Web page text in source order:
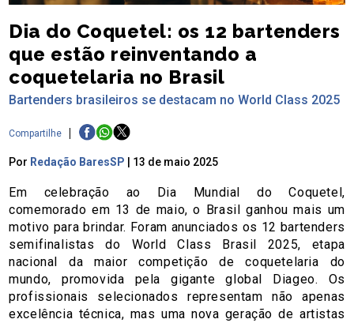
Dia do Coquetel: os 12 bartenders
que estão reinventando a
coquetelaria no Brasil
Bartenders brasileiros se destacam no World Class 2025
Compartilhe
Por Redação BaresSP 13 de maio 2025
Em celebração ao Dia Mundial do Coquetel,
comemorado em 13 de maio, o Brasil ganhou mais um
motivo para brindar. Foram anunciados os 12 bartenders
semifinalistas do World Class Brasil 2025, etapa
nacional da maior competição de coquetelaria do
mundo, promovida pela gigante global Diageo. Os
profissionais selecionados representam não apenas
excelência técnica, mas uma nova geração de artistas